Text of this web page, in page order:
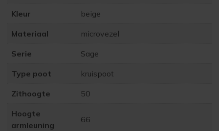
Kleur beige
Materiaal microvezel
Serie Sage
Type poot kruispoot
Zithoogte 50
Hoogte
armleuning
66